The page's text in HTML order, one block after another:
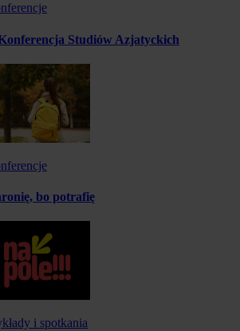
Studiów Azjatyckich
bo potrafię
i spotkania